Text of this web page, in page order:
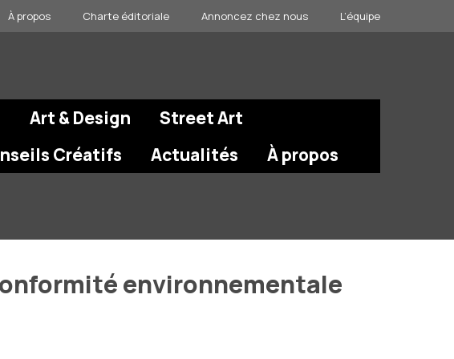
À propos Charte éditoriale Annoncez chez nous L’équipe
Art & Design
Street Art
Créatifs Actualités À propos
environnementale